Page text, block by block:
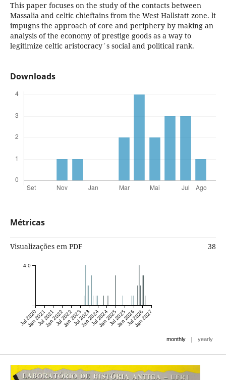
This paper focuses on the study of the contacts between
Massalia and celtic chieftains from the West Hallstatt zone. lt
impugns the approach of core and periphery by making an
analysis of the economy of prestige goods as a way to
legitimize celtic aristocracy´s social and political rank.
Downloads
Métricas
Visualizações em PDF 38
Jul 2020
Jan 2021Jul 2021
Jan 2022Jul 2022
Jan 2023Jul 2023
Jan 2024Jul 2024
Jan 2025Jul 2025
Jan 2026Jul 2026
Jan 2027
4.0
monthly | yearly